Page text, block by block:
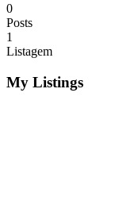
0
Posts
1
Listagem
My Listings